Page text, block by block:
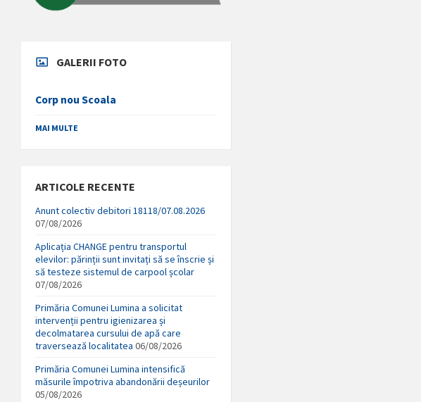
GALERII FOTO
Corp nou Scoala
MAI MULTE
ARTICOLE RECENTE
Anunt colectiv debitori 18118/07.08.2026
07/08/2026
Aplicația CHANGE pentru transportul
elevilor: părinții sunt invitați să se înscrie și
să testeze sistemul de carpool școlar
07/08/2026
Primăria Comunei Lumina a solicitat
intervenții pentru igienizarea și
decolmatarea cursului de apă care
traversează localitatea 06/08/2026
Primăria Comunei Lumina intensifică
măsurile împotriva abandonării deșeurilor
05/08/2026